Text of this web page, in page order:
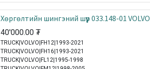
Xөргөлтийн шингэний шүүр 033.148-01 VOLVO
40'000.00 ₮
TRUCK|VOLVO|FH12|1993-2021
TRUCK|VOLVO|FH16|1993-2021
TRUCK|VOLVO|FL12|1995-1998